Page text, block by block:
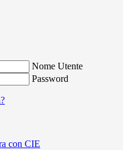
Nome Utente
Password
con CIE